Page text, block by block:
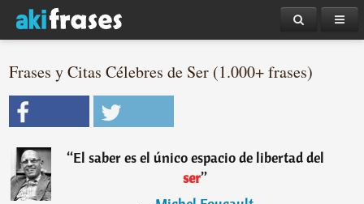
Frases y Citas Célebres de Ser (1.000+ frases)
“El saber es el único espacio de libertad del
ser”